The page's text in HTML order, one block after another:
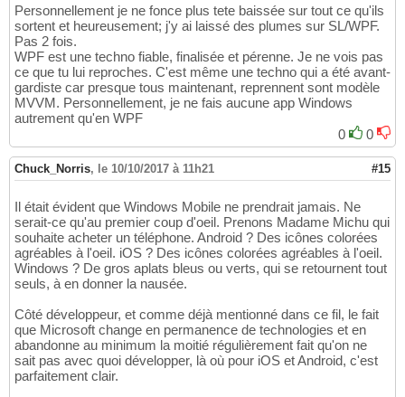
Personnellement je ne fonce plus tete baissée sur tout ce qu'ils
sortent et heureusement; j'y ai laissé des plumes sur SL/WPF.
Pas 2 fois.
WPF est une techno fiable, finalisée et pérenne. Je ne vois pas
ce que tu lui reproches. C'est même une techno qui a été avant-
gardiste car presque tous maintenant, reprennent sont modèle
MVVM. Personnellement, je ne fais aucune app Windows
autrement qu'en WPF
0
0
Chuck_Norris, le 10/10/2017 à 11h21 #15
Il était évident que Windows Mobile ne prendrait jamais. Ne
serait-ce qu'au premier coup d'oeil. Prenons Madame Michu qui
souhaite acheter un téléphone. Android ? Des icônes colorées
agréables à l'oeil. iOS ? Des icônes colorées agréables à l'oeil.
Windows ? De gros aplats bleus ou verts, qui se retournent tout
seuls, à en donner la nausée.
Côté développeur, et comme déjà mentionné dans ce fil, le fait
que Microsoft change en permanence de technologies et en
abandonne au minimum la moitié régulièrement fait qu'on ne
sait pas avec quoi développer, là où pour iOS et Android, c'est
parfaitement clair.